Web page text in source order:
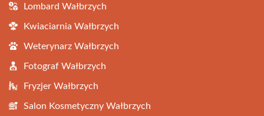
Lombard Wałbrzych
Kwiaciarnia Wałbrzych
Weterynarz Wałbrzych
Fotograf Wałbrzych
Fryzjer Wałbrzych
Salon Kosmetyczny Wałbrzych